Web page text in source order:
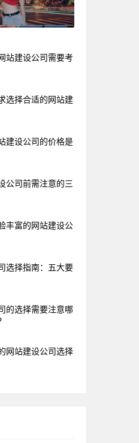
重庆旅游攻
太高?
站建设公司需要考
选择合适的网站建
建设公司的价格是
公司前需注意的三
丰富的网站建设公
选择指南：五大要
的选择需要注意哪
网站建设公司选择